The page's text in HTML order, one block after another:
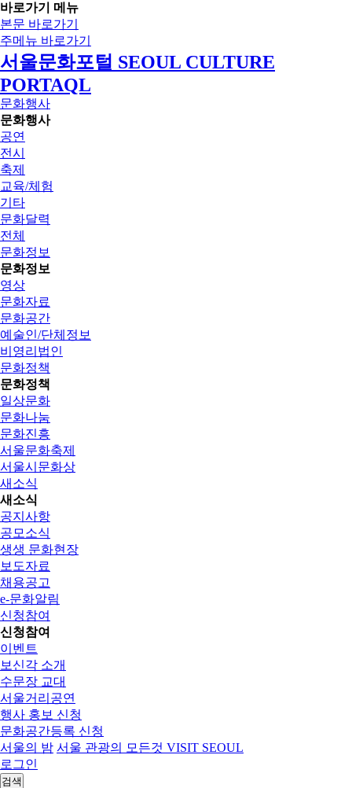
바로가기 메뉴
본문 바로가기
주메뉴 바로가기
서울문화포털 SEOUL CULTURE
PORTAQL
문화행사
문화행사
공연
전시
축제
교육/체험
기타
문화달력
전체
문화정보
문화정보
영상
문화자료
문화공간
예술인/단체정보
비영리법인
문화정책
문화정책
일상문화
문화나눔
문화진흥
서울문화축제
서울시문화상
새소식
새소식
공지사항
공모소식
생생 문화현장
보도자료
채용공고
e-문화알림
신청참여
신청참여
이벤트
보신각 소개
수문장 교대
서울거리공연
행사 홍보 신청
문화공간등록 신청
서울의 밤 서울 관광의 모든것 VISIT SEOUL
로그인
검색